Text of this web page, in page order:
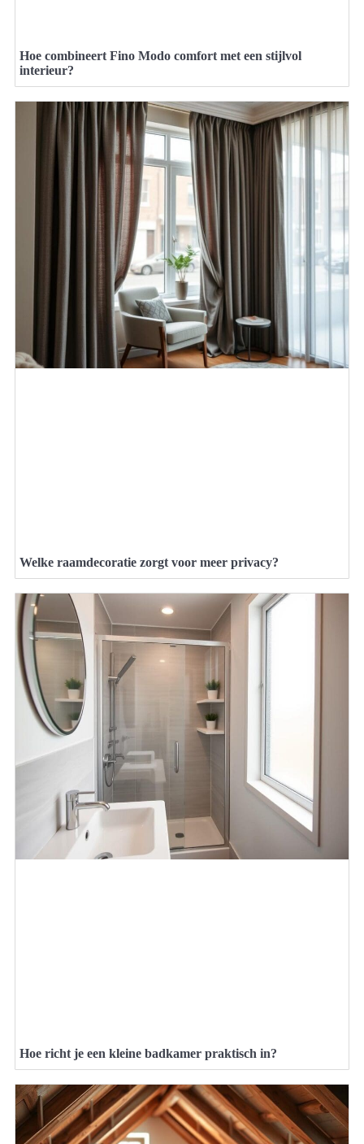
Hoe combineert Fino Modo comfort met een stijlvol
interieur?
Welke raamdecoratie zorgt voor meer privacy?
Hoe richt je een kleine badkamer praktisch in?